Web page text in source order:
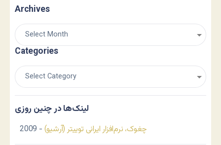
Archives
Categories
لینک‌ها در چنین روزی
چغوک، نرم‌افزار ایرانی توییتر (آرشیو) - 2009